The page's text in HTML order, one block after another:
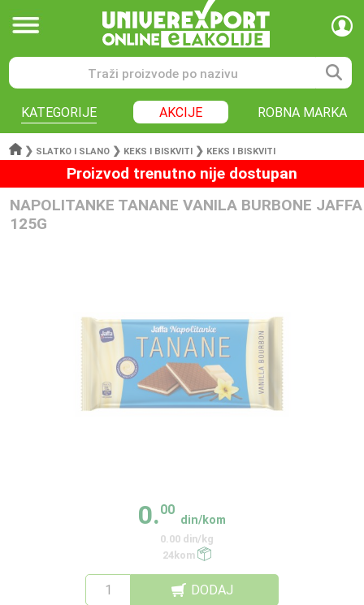
KATEGORIJE AKCIJE ROBNA MARKA
❯ SLATKO I SLANO ❯ KEKS I BISKVITI ❯ KEKS I BISKVITI
Proizvod trenutno nije dostupan
NAPOLITANKE TANANE VANILA BURBONE JAFFA
125G
0.00
din/kom
0.00 din/kg
24kom
DODAJ